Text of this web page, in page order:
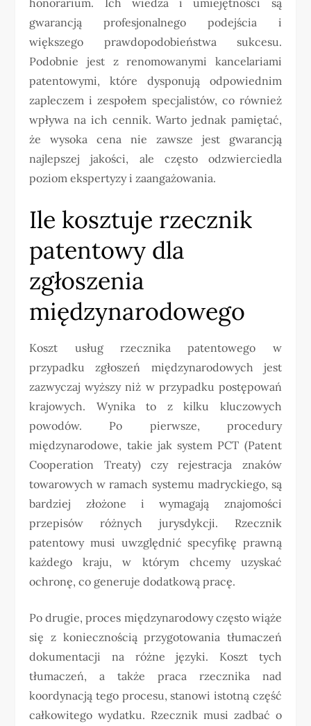
gwarancją profesjonalnego podejścia i
większego prawdopodobieństwa sukcesu.
Podobnie jest z renomowanymi kancelariami
patentowymi, które dysponują odpowiednim
zapleczem i zespołem specjalistów, co również
wpływa na ich cennik. Warto jednak pamiętać,
że wysoka cena nie zawsze jest gwarancją
najlepszej jakości, ale często odzwierciedla
poziom ekspertyzy i zaangażowania.
Ile kosztuje rzecznik
patentowy dla
zgłoszenia
międzynarodowego
Koszt usług rzecznika patentowego w
przypadku zgłoszeń międzynarodowych jest
zazwyczaj wyższy niż w przypadku postępowań
krajowych. Wynika to z kilku kluczowych
powodów. Po pierwsze, procedury
międzynarodowe, takie jak system PCT (Patent
Cooperation Treaty) czy rejestracja znaków
towarowych w ramach systemu madryckiego, są
bardziej złożone i wymagają znajomości
przepisów różnych jurysdykcji. Rzecznik
patentowy musi uwzględnić specyfikę prawną
każdego kraju, w którym chcemy uzyskać
ochronę, co generuje dodatkową pracę.
Po drugie, proces międzynarodowy często wiąże
się z koniecznością przygotowania tłumaczeń
dokumentacji na różne języki. Koszt tych
tłumaczeń, a także praca rzecznika nad
koordynacją tego procesu, stanowi istotną część
całkowitego wydatku. Rzecznik musi zadbać o